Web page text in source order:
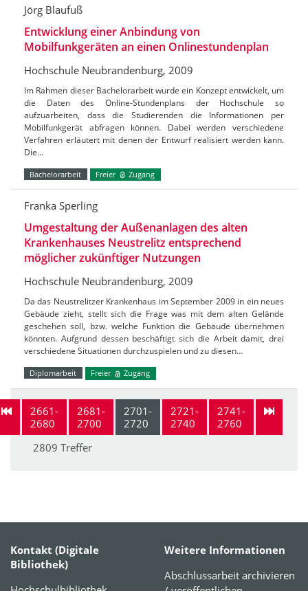
Jörg Blaufuß
Entwicklung einer Anbindung von
Mobilfunkgeräten an einen Onlinestundenplan
Hochschule Neubrandenburg, 2009
Im Rahmen dieser Bachelorarbeit wurde ein Konzept entwickelt, um
die Daten des Online-Stundenplans der Hochschule so
aufzuarbeiten, dass die Studierenden die Informationen per
Mobilfunkgerät abfragen können. Dabei werden verschiedene
Verfahren erläutert mit denen der Entwurf realisiert werden kann.
Die…
Bachelorarbeit Freier Zugang
Franka Sperling
Umgestaltung der Außenanlagen des alten
Krankenhauses Neustrelitz entsprechend
möglicher zukünftiger Nutzungen
Hochschule Neubrandenburg, 2009
Da das Neustrelitzer Krankenhaus im September 2009 in ein neues
Gebäude zieht, stellt sich die Frage was mit dem alten Gelände
geschehen soll, bzw. welche Funktion die Gebäude übernehmen
könnten. Aufgrund dessen beschäftigt sich die Arbeit damit, drei
verschiedene Situationen durchzuspielen und zu diesen…
Diplomarbeit Freier Zugang
2661-
2680
2681-
2700
2701-
2720
2721-
2740
2741-
2760
2809 Treffer
Kontakt (Digitale
Bibliothek)
Weitere Informationen
Abschlussarbeit archivieren